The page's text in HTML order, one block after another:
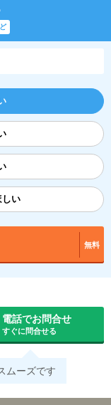
しい
無料
電話でお問合せ
すぐに問合せる
ムーズです